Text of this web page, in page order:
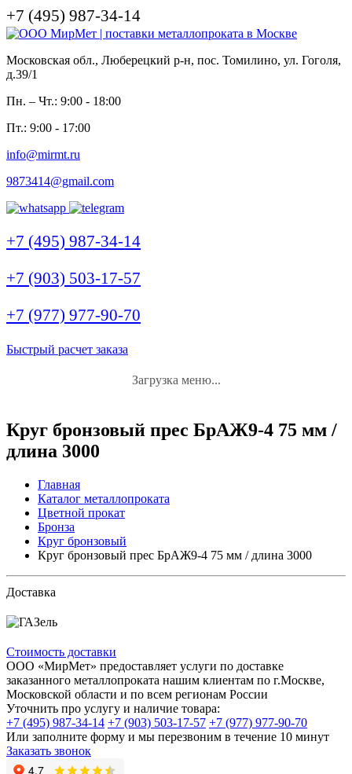
+7 (495) 987-34-14
Московская обл., Люберецкий р-н, пос. Томилино, ул. Гоголя,
д.39/1
Пн. – Чт.: 9:00 - 18:00
Пт.: 9:00 - 17:00
info@mirmt.ru
9873414@gmail.com
+7 (495) 987-34-14
+7 (903) 503-17-57
+7 (977) 977-90-70
Быстрый расчет заказа
Загрузка меню...
Круг бронзовый прес БрАЖ9-4 75 мм /
длина 3000
Главная
Каталог металлопроката
Цветной прокат
Бронза
Круг бронзовый
Круг бронзовый прес БрАЖ9-4 75 мм / длина 3000
Доставка
Стоимость доставки
ООО «МирМет» предоставляет услуги по доставке
заказанного металлопроката нашим клиентам по г.Москве,
Московской области и по всем регионам России
Уточнить про услугу и наличие товара:
+7 (495) 987-34-14 +7 (903) 503-17-57 +7 (977) 977-90-70
Или заполните форму и мы перезвоним в течение 10 минут
Заказать звонок